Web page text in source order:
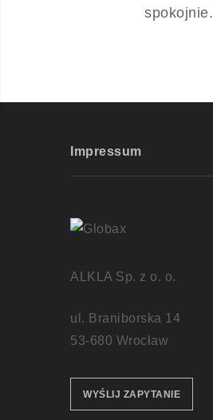
spokojnie.
Impressum
ALKLA Sp. z o. o.
ul. Braniborska 14
53-680 Wrocław
WYŚLIJ ZAPYTANIE